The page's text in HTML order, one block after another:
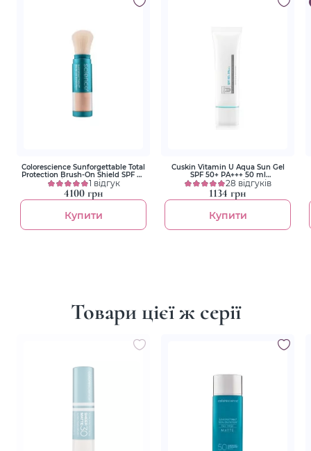
Colorescience Sunforgettable Total
Protection Brush-On Shield SPF 50
Medium / Напівнасичений 6 g
Сонцезахисна пудра з пензлем
1 відгук
4100 грн
Купити
Cuskin Vitamin U Aqua Sun Gel
SPF 50+ PA+++ 50 ml
Сонцезахисний гель
28 відгуків
1134 грн
Купити
Товари цієї ж серії